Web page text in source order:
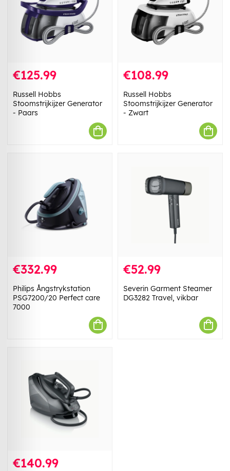
€125.99
Russell Hobbs
Stoomstrijkijzer Generator
- Paars
€108.99
Russell Hobbs
Stoomstrijkijzer Generator
- Zwart
€332.99
Philips Ångstrykstation
PSG7200/20 Perfect care
7000
€52.99
Severin Garment Steamer
DG3282 Travel, vikbar
€140.99